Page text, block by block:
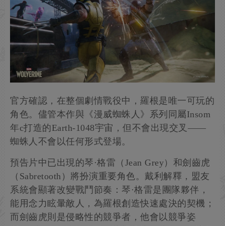
官方確認，在整個劇情戰役中，羅根是唯一可玩的
角色。儘管本作與《漫威蜘蛛人》系列同屬Insom
年c打造的Earth-1048宇宙，但不會出現交叉——
蜘蛛人不會以任何形式登場。
預告片中已出現的琴·格雷（Jean Grey）和劍齒虎
（Sabretooth）將扮演重要角色。戴利解釋，盟友
系統會顯著改變戰鬥節奏：琴·格雷是團隊夥伴，
能用念力眩暈敵人，為羅根創造快速處決的契機；
而劍齒虎則是侵略性的競爭者，他會以競爭姿